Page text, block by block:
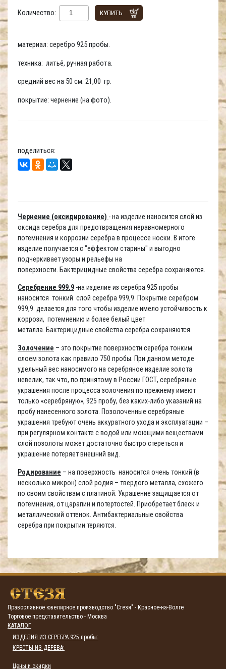
Количество: КУПИТЬ
материал: серебро 925 пробы.
техника: литьё, ручная работа.
средний вес на 50 см: 21,00 гр.
покрытие: чернение (на фото).
поделиться:
Чернение (оксидирование) - на изделие наносится слой из
оксида серебра для предотвращения неравномерного
потемнения и коррозии серебра в процессе носки. В итоге
изделие получается с "еффектом старины" и выгодно
подчеркивает узоры и рельефы на
поверхности. Бактерицидные свойства серебра сохраняются.
Серебрение 999.9 -на изделие из серебра 925 пробы
наносится тонкий слой серебра 999,9. Покрытие серебром
999,9 делается для того чтобы изделие имело устойчивость к
коррози, потемнению и более белый цвет
металла. Бактерицидные свойства серебра сохраняются.
Золочение – это покрытие поверхности серебра тонким
слоем золота как правило 750 пробы. При данном методе
удельный вес наносимого на серебряное изделие золота
невелик, так что, по принятому в России ГОСТ, серебряные
украшения после процесса золочения по прежнему имеют
только «серебряную», 925 пробу, без каких-либо указаний на
пробу нанесенного золота. Позолоченные серебряные
украшения требуют очень аккуратного ухода и эксплуатации –
при регулярном контакте с водой или моющими веществами
слой позолоты может достаточно быстро стереться и
украшение потеряет внешний вид.
Родирование – на поверхность наносится очень тонкий (в
несколько микрон) слой родия – твердого металла, схожего
по своим свойствам с платиной. Украшение защищается от
потемнения, от царапин и потертостей. Приобретает блеск и
металлический оттенок. Антибактериальные свойства
серебра при покрытии теряются.
Православное ювелирное производство "Стезя" - Красное-на-Волге
Торговое представительство - Москва
КАТАЛОГ
ИЗДЕЛИЯ ИЗ СЕРЕБРА 925 пробы:
КРЕСТЫ ИЗ ДЕРЕВА:
Цены и скидки